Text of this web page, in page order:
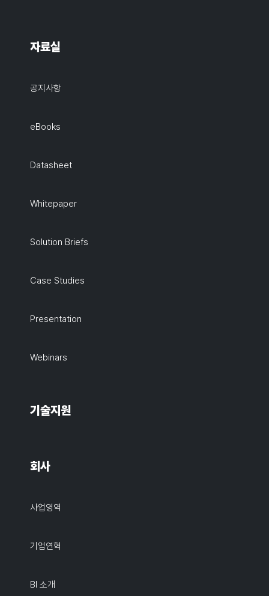
자료실
공지사항
eBooks
Datasheet
Whitepaper
Solution Briefs
Case Studies
Presentation
Webinars
기술지원
회사
사업영역
기업연혁
BI 소개